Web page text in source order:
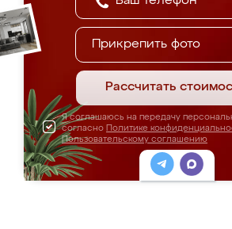
Прикрепить фото
Рассчитать
Я соглашаюсь на передачу
согласно Политике
Пользовательскому соглашению